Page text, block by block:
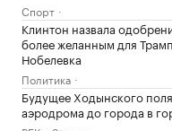
Спорт
Клинтон назвала
более желанным для
Нобелевка
Политика
Будущее Ходынского
аэродрома до города в